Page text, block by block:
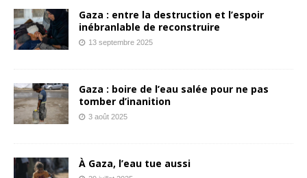
Gaza : entre la destruction et l’espoir
inébranlable de reconstruire
13 septembre 2025
Gaza : boire de l’eau salée pour ne pas
tomber d’inanition
3 août 2025
À Gaza, l’eau tue aussi